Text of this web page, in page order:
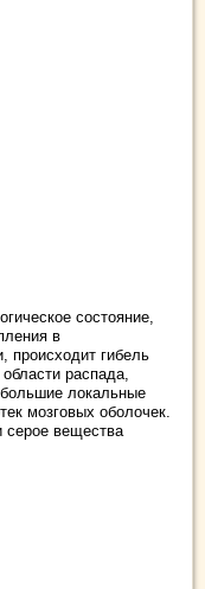
состояние,
в
происходит гибель
распада,
локальные
мозговых оболочек.
серое вещества